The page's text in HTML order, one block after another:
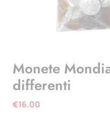
Monete
differenti
€16.00